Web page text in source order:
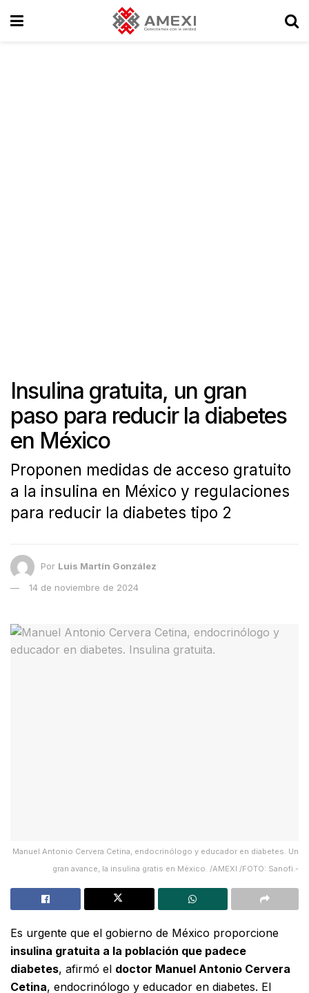
Insulina gratuita, un gran
paso para reducir la diabetes
en México
Proponen medidas de acceso gratuito
a la insulina en México y regulaciones
para reducir la diabetes tipo 2
Por Luis Martín González
14 de noviembre de 2024
Manuel Antonio Cervera Cetina, endocrinólogo y educador en diabetes. Un
gran avance, la insulina gratis en México. /AMEXI /FOTO: Sanofi.-
Es urgente que el gobierno de México proporcione
insulina gratuita a la población que padece
diabetes, afirmó el doctor Manuel Antonio Cervera
Cetina, endocrinólogo y educador en diabetes. El